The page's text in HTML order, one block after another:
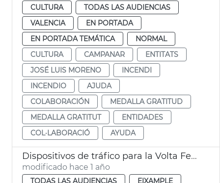
CULTURA
TODAS LAS AUDIENCIAS
VALENCIA
EN PORTADA
EN PORTADA TEMÁTICA
NORMAL
CULTURA
CAMPANAR
ENTITATS
JOSÉ LUIS MORENO
INCENDI
INCENDIO
AJUDA
COLABORACIÓN
MEDALLA GRATITUD
MEDALLA GRATITUT
ENTIDADES
COL·LABORACIÓ
AYUDA
Dispositivos de tráfico para la Volta Femenina de la CV y el carnaval de Russafa
modificado hace 1 año
TODAS LAS AUDIENCIAS
EIXAMPLE